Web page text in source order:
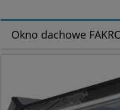
Okno dachowe